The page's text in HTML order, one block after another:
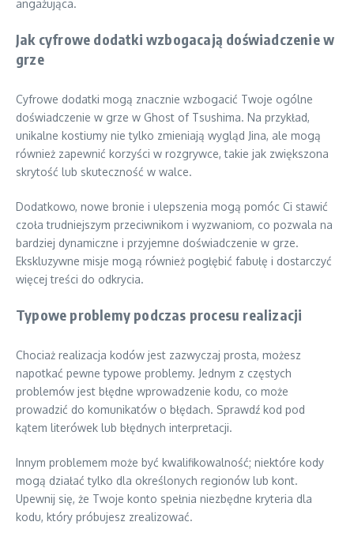
angażująca.
Jak cyfrowe dodatki wzbogacają doświadczenie w
grze
Cyfrowe dodatki mogą znacznie wzbogacić Twoje ogólne
doświadczenie w grze w Ghost of Tsushima. Na przykład,
unikalne kostiumy nie tylko zmieniają wygląd Jina, ale mogą
również zapewnić korzyści w rozgrywce, takie jak zwiększona
skrytość lub skuteczność w walce.
Dodatkowo, nowe bronie i ulepszenia mogą pomóc Ci stawić
czoła trudniejszym przeciwnikom i wyzwaniom, co pozwala na
bardziej dynamiczne i przyjemne doświadczenie w grze.
Ekskluzywne misje mogą również pogłębić fabułę i dostarczyć
więcej treści do odkrycia.
Typowe problemy podczas procesu realizacji
Chociaż realizacja kodów jest zazwyczaj prosta, możesz
napotkać pewne typowe problemy. Jednym z częstych
problemów jest błędne wprowadzenie kodu, co może
prowadzić do komunikatów o błędach. Sprawdź kod pod
kątem literówek lub błędnych interpretacji.
Innym problemem może być kwalifikowalność; niektóre kody
mogą działać tylko dla określonych regionów lub kont.
Upewnij się, że Twoje konto spełnia niezbędne kryteria dla
kodu, który próbujesz zrealizować.